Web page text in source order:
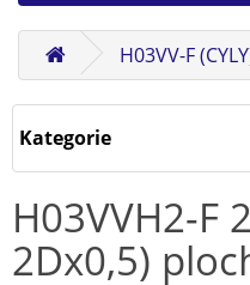
H03VV-F
Kategorie
H03VVH2-F
2Dx0,5)